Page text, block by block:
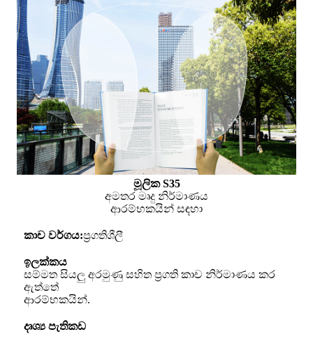
මූලික S35
අමතර මෘදු නිර්මාණය
ආරම්භකයින් සඳහා
කාච වර්ගය:ප්‍රගතිශීලී
ඉලක්කය
සම්මත සියලු අරමුණු සහිත ප්‍රගති කාච නිර්මාණය කර
ඇත්තේ
ආරම්භකයින්.
දෘශ්‍ය පැතිකඩ